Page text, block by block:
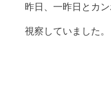
昨日、一昨日とカ
視察していました。